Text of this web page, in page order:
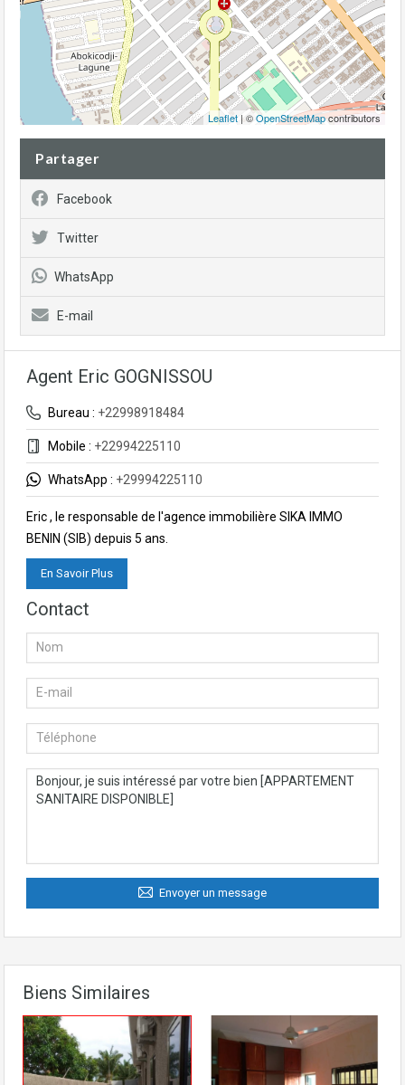
Leaflet | ©OpenStreetMapcontributors
Partager
Facebook
Twitter
WhatsApp
E-mail
Agent Eric GOGNISSOU
Bureau : +22998918484
Mobile : +22994225110
WhatsApp : +29994225110
Eric , le responsable de l'agence immobilière SIKA IMMO
BENIN (SIB) depuis 5 ans.
En Savoir Plus
Contact
Envoyer un message
Biens Similaires